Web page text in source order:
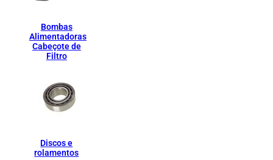
Bombas
Alimentadoras
Cabeçote de
Filtro
Discos e
rolamentos